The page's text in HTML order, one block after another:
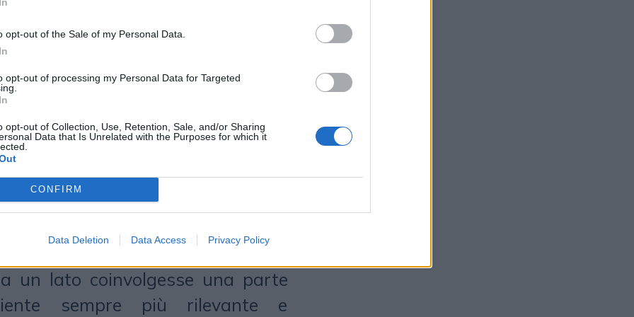
opt-out of the Sale of my Personal Data.
opt-out of processing my Personal Data for Targeted
opt-out of Collection, Use, Retention, Sale, and/or Sharing
Data that Is Unrelated with the Purposes for which it
CONFIRM
Data Deletion Data Access Privacy Policy
, Head of Digital di OMD Italy, ha
nel progetto: “OMD,
Digital Unit, presidia
di innovazione digitale, tra
ed NFT. McDonald’s è un cliente
di innovare e testare
Il nostro contributo
nato dall’intenzione di trovare
un lato coinvolgesse una parte
sempre più rilevante e